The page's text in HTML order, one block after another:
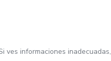
ves informaciones inadecuadas,